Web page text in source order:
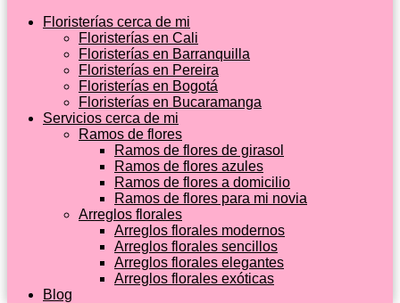
Floristerías cerca de mi
Floristerías en Cali
Floristerías en Barranquilla
Floristerías en Pereira
Floristerías en Bogotá
Floristerías en Bucaramanga
Servicios cerca de mi
Ramos de flores
Ramos de flores de girasol
Ramos de flores azules
Ramos de flores a domicilio
Ramos de flores para mi novia
Arreglos florales
Arreglos florales modernos
Arreglos florales sencillos
Arreglos florales elegantes
Arreglos florales exóticas
Blog